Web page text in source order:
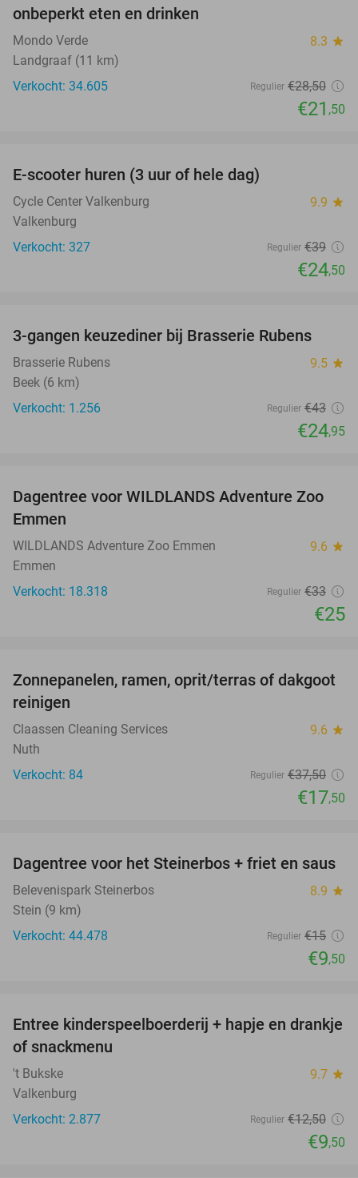
onbeperkt eten en drinken
Mondo Verde 8.3 star
Landgraaf (11 km)
Verkocht: 34.605
Regulier €28,50
€21 ,50
E-scooter huren (3 uur of hele dag)
Cycle Center Valkenburg 9.9 star
Valkenburg
Verkocht: 327
Regulier €39
€24,50
42%
3-gangen keuzediner bij Brasserie Rubens
Brasserie Rubens 9.5 star
Beek (6 km)
Verkocht: 1.256
Regulier €43
€24,95
24%
Dagentree voor WILDLANDS Adventure Zoo
Emmen
WILDLANDS Adventure Zoo Emmen 9.6 star
Emmen
Verkocht: 18.318
Regulier €33
€25
53%
Zonnepanelen, ramen, oprit/terras of dakgoot
reinigen
Claassen Cleaning Services 9.6 star
Nuth
Verkocht: 84
Regulier €37,50
€17,50
37%
Dagentree voor het Steinerbos + friet en saus
Belevenispark Steinerbos 8.9 star
Stein (9 km)
Verkocht: 44.478
Regulier €15
€9,50
24%
Entree kinderspeelboerderij + hapje en drankje
of snackmenu
't Bukske 9.7 star
Valkenburg
Verkocht: 2.877
Regulier €12,50
€9,50